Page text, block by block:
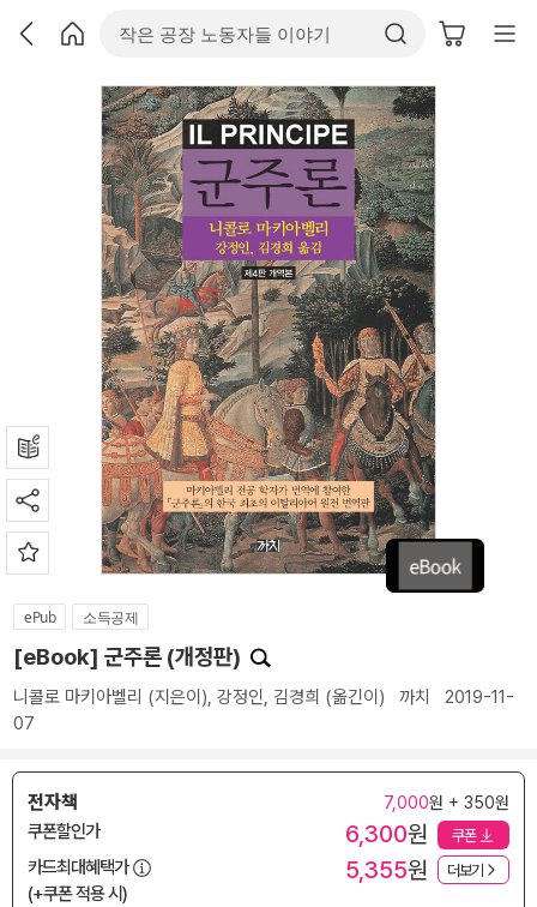
ePub 소득공제
[eBook] 군주론 (개정판)
니콜로 마키아벨리 (지은이), 강정인, 김경희 (옮긴이) 까치
2019-11-
07
전자책 7,000원 + 350원
쿠폰할인가 6,300원 쿠폰
카드최대혜택가
(+쿠폰 적용 시)
5,355원 더보기